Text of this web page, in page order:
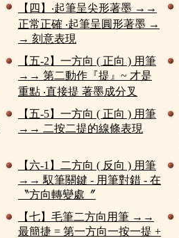
【四】‧起筆呈尖形著墨 →→
正常正確 ‧起筆呈圓形著墨 →
→ 刻意表現
【五-2】一方向 ( 正向 ) 用筆
→→ 第二動作『提』~ 才是
重點 ‧直接提 著墨成分叉
【五-5】一方向 ( 正向 ) 用筆
→→ 二按二提的線條表現
【六-1】二方向 ( 反向 ) 用筆
→→ 馭筆關鍵 - 用筆對錯 - 在
〝方向轉變處〞
【七】毛筆二方向用筆 →→
最簡捷 = 第一方向一按一提 +